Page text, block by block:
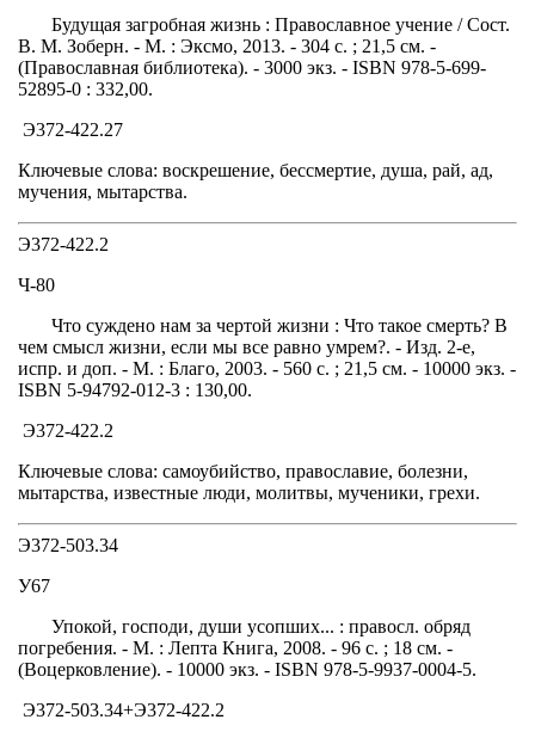
Будущая загробная жизнь : Православное учение / Сост.
В. М. Зоберн. - М. : Эксмо, 2013. - 304 с. ; 21,5 см. -
(Православная библиотека). - 3000 экз. - ISBN 978-5-699-
52895-0 : 332,00.
Э372-422.27
Ключевые слова: воскрешение, бессмертие, душа, рай, ад,
мучения, мытарства.
Э372-422.2
Ч-80
Что суждено нам за чертой жизни : Что такое смерть? В
чем смысл жизни, если мы все равно умрем?. - Изд. 2-е,
испр. и доп. - М. : Благо, 2003. - 560 с. ; 21,5 см. - 10000 экз. -
ISBN 5-94792-012-3 : 130,00.
Э372-422.2
Ключевые слова: самоубийство, православие, болезни,
мытарства, известные люди, молитвы, мученики, грехи.
Э372-503.34
У67
Упокой, господи, души усопших... : правосл. обряд
погребения. - М. : Лепта Книга, 2008. - 96 с. ; 18 см. -
(Воцерковление). - 10000 экз. - ISBN 978-5-9937-0004-5.
Э372-503.34+Э372-422.2